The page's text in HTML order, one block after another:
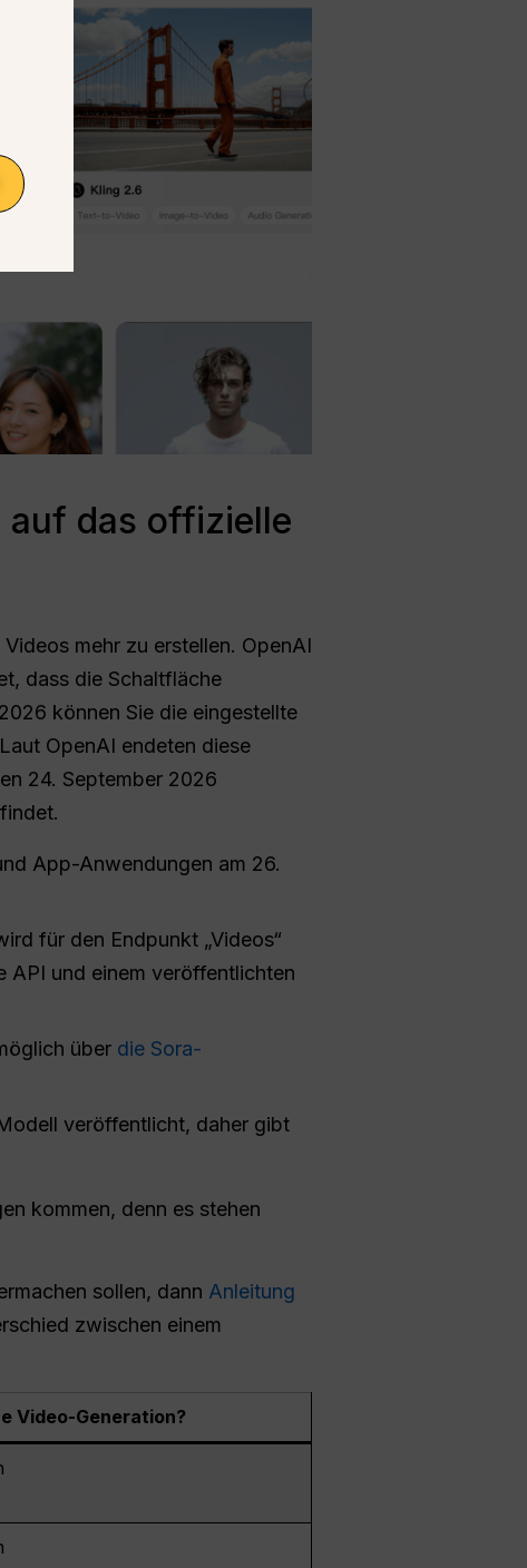
auf das offizielle
Videos mehr zu erstellen. OpenAI
dass die Schaltfläche
können Sie die eingestellte
OpenAI endeten diese
24. September 2026
App-Anwendungen am 26.
für den Endpunkt „Videos“
und einem veröffentlichten
über die Sora-
veröffentlicht, daher gibt
kommen, denn es stehen
sollen, dann Anleitung
zwischen einem
Video-Generation?